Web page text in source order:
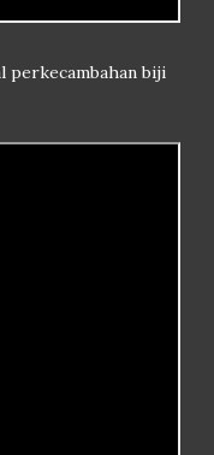
perkecambahan biji